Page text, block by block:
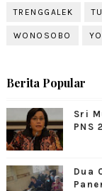
TRENGGALEK
WONOSOBO
Berita Popular
Sri
PNS
Dua